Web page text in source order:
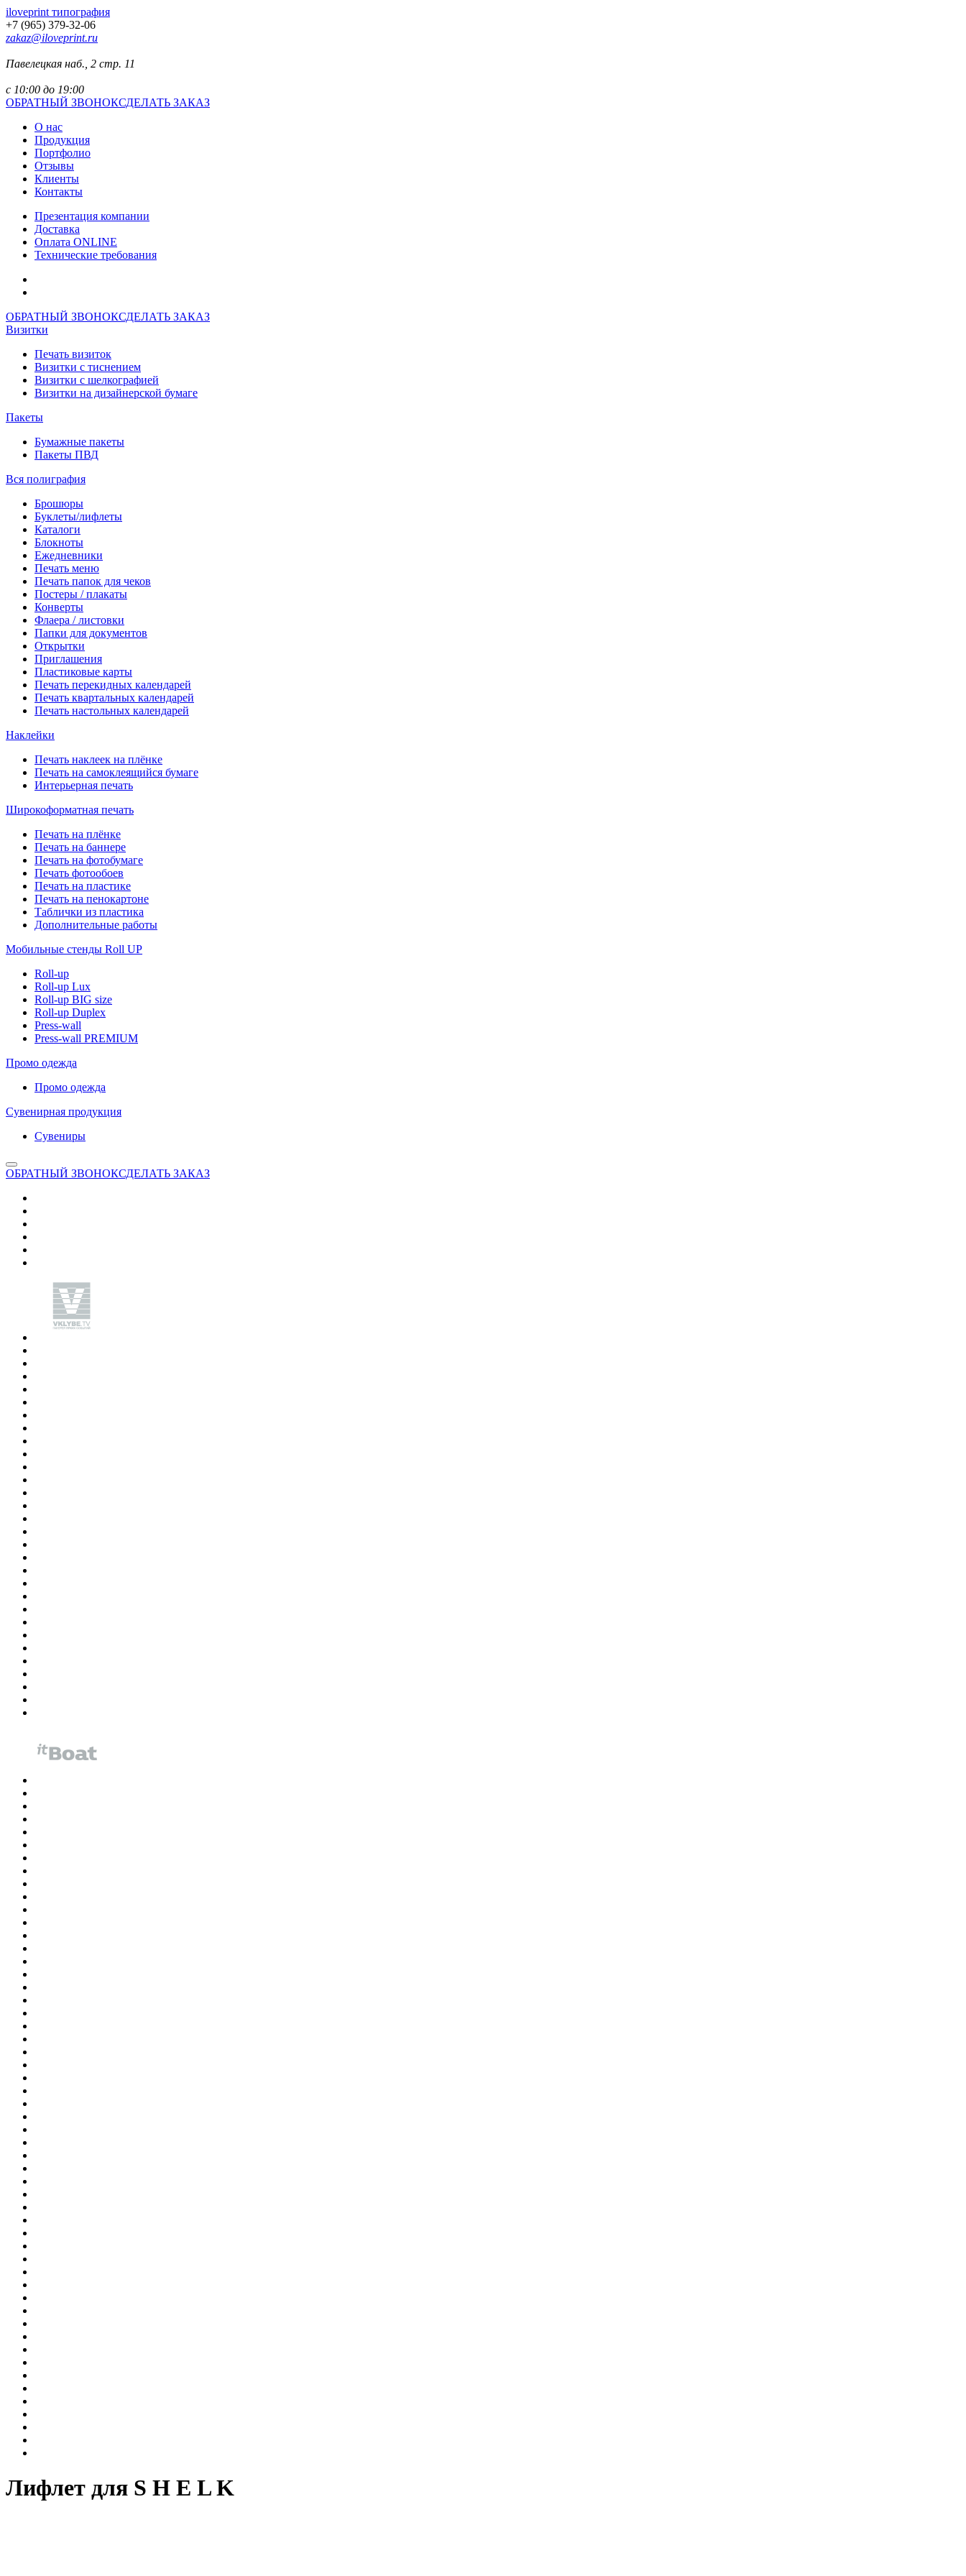
iloveprint типография
+7 (965) 379-32-06
zakaz@iloveprint.ru
Павелецкая наб., 2 стр. 11
с 10:00 до 19:00
ОБРАТНЫЙ ЗВОНОКСДЕЛАТЬ ЗАКАЗ
О нас
Продукция
Портфолио
Отзывы
Клиенты
Контакты
Презентация компании
Доставка
Оплата ONLINE
Технические требования
ОБРАТНЫЙ ЗВОНОКСДЕЛАТЬ ЗАКАЗ
Визитки
Печать визиток
Визитки с тиснением
Визитки с шелкографией
Визитки на дизайнерской бумаге
Пакеты
Бумажные пакеты
Пакеты ПВД
Вся полиграфия
Брошюры
Буклеты/лифлеты
Каталоги
Блокноты
Ежедневники
Печать меню
Печать папок для чеков
Постеры / плакаты
Конверты
Флаера / листовки
Папки для документов
Открытки
Приглашения
Пластиковые карты
Печать перекидных календарей
Печать квартальных календарей
Печать настольных календарей
Наклейки
Печать наклеек на плёнке
Печать на самоклеящийся бумаге
Интерьерная печать
Широкоформатная печать
Печать на плёнке
Печать на баннере
Печать на фотобумаге
Печать фотообоев
Печать на пластике
Печать на пенокартоне
Таблички из пластика
Дополнительные работы
Мобильные стенды Roll UP
Roll-up
Roll-up Lux
Roll-up BIG size
Roll-up Duplex
Press-wall
Press-wall PREMIUM
Промо одежда
Промо одежда
Сувенирная продукция
Сувениры
ОБРАТНЫЙ ЗВОНОКСДЕЛАТЬ ЗАКАЗ
Лифлет для S H E L K